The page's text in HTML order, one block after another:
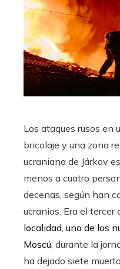
Los ataques rusos en
bricolaje y una zona
ucraniana de Járkov
menos a cuatro
decenas, según han
ucranios. Era el tercer
localidad, uno de los
Moscú , durante la
ha dejado siete